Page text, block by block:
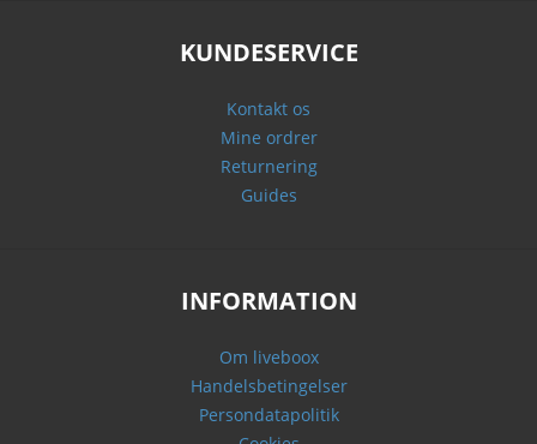
KUNDESERVICE
Kontakt os
Mine ordrer
Returnering
Guides
INFORMATION
Om liveboox
Handelsbetingelser
Persondatapolitik